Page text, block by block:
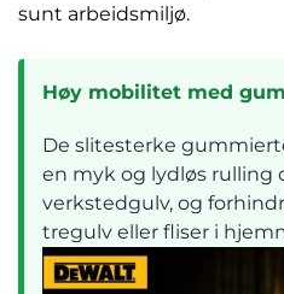
sunt arbeidsmiljø.
Høy mobilitet med
De slitesterke
en myk og lydløs rulling
verkstedgulv, og
tregulv eller fliser i